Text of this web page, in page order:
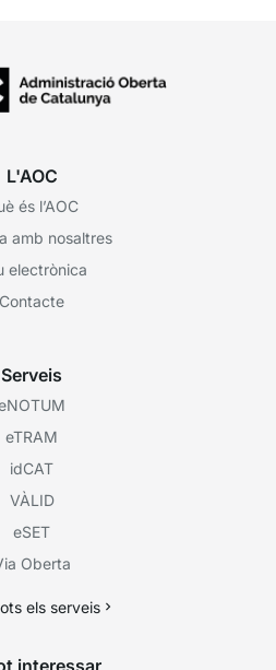
L'AOC
és l’AOC
amb nosaltres
electrònica
Contacte
Serveis
eTRAM
idCAT
VÀLID
eSET
Oberta
els serveis